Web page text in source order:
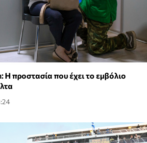
Η προστασία που έχει το εμβόλιο